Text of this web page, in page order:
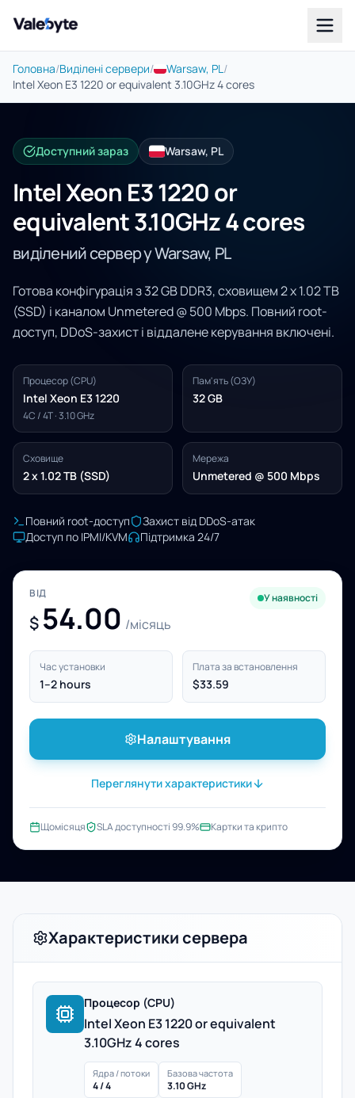
Valebyte
Головна/Виділені сервери/ Warsaw, PL/
Intel Xeon E3 1220 or equivalent 3.10GHz 4 cores
Доступний зараз Warsaw, PL
Intel Xeon E3 1220 or
equivalent 3.10GHz 4 cores
виділений сервер у Warsaw, PL
Готова конфігурація з 32 GB DDR3, сховищем 2 x 1.02 TB
(SSD) і каналом Unmetered @ 500 Mbps. Повний root-
доступ, DDoS-захист і віддалене керування включені.
Процесор (CPU)
Intel Xeon E3 1220
4C / 4T · 3.10 GHz
Пам'ять (ОЗУ)
32 GB
Сховище
2 x 1.02 TB (SSD)
Мережа
Unmetered @ 500 Mbps
Повний root-доступ
Захист від DDoS-атак
Доступ по IPMI/KVM
Підтримка 24/7
ВІД
$ 54.00 /місяць
У наявності
Час установки
1–2 hours
Плата за встановлення
$33.59
Налаштування
Переглянути характеристики
Щомісяця SLA доступності 99.9% Картки та крипто
Характеристики сервера
Процесор (CPU)
Intel Xeon E3 1220 or equivalent
3.10GHz 4 cores
Ядра / потоки
4 / 4
Базова частота
3.10 GHz